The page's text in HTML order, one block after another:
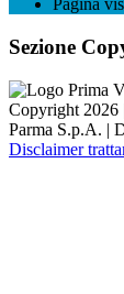
Pagina
Sezione
Copyright 2026
Parma S.p.A. |
Disclaimer